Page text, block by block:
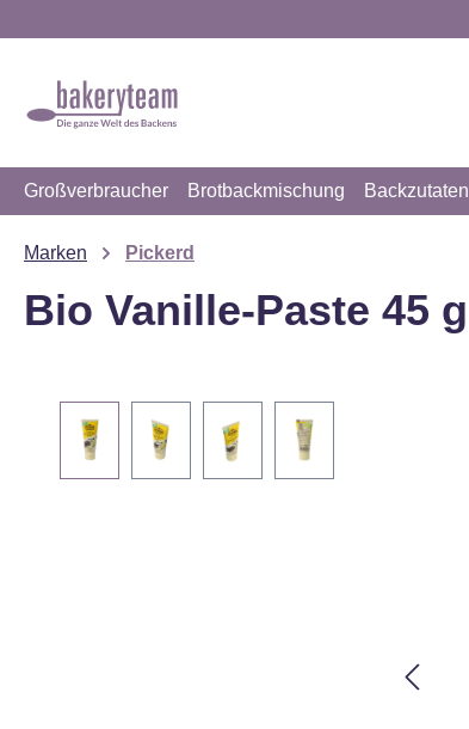
Großverbraucher Brotbackmischung Backzutaten
Marken Pickerd
Bio Vanille-Paste 45 g